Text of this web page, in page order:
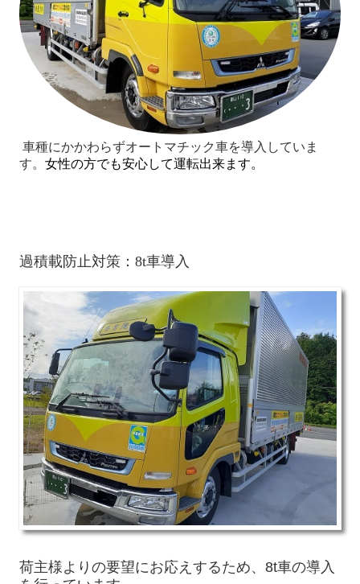
車種にかかわらずオートマチック車を導入していま
す。女性の方でも安心して運転出来ます。
過積載防止対策：8t車導入
荷主様よりの要望にお応えするため、8t車の導入